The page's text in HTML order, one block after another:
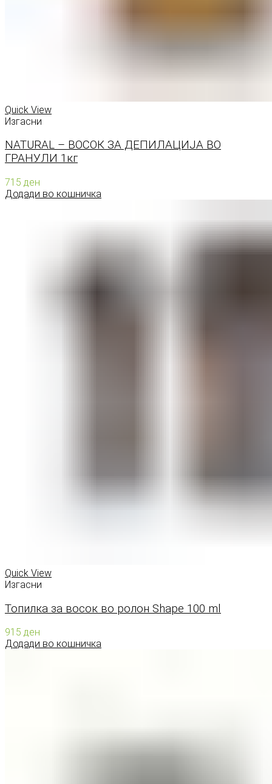
Quick View
Изгасни
NATURAL – ВОСОК ЗА ДЕПИЛАЦИЈА ВО
ГРАНУЛИ 1кг
715 ден
Додади во кошничка
Quick View
Изгасни
Топилка за восок во ролон Shape 100 ml
915 ден
Додади во кошничка